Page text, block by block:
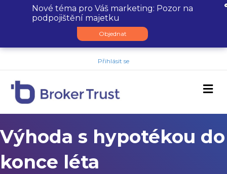
Přihlásit se
Výhoda s hypotékou do
konce léta
Nové téma pro Váš marketing: Pozor na
podpojištění majetku
Objednat